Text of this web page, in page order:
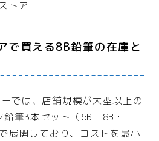
トア
で買える8B鉛筆の在庫と
では、店舗規模が大型以上の
筆3本セット（6B・8B・
展開しており、コストを最小